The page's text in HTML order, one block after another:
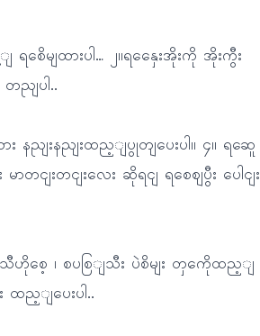
ေိမျထားပါ… ၂။ရနှေေးအိုးကို အိုးကွီး
ညျပါ..
နညျးနညျးထည့ျပွုတျပေးပါ။ ၄။ ရဆေူ
ျးတငျးလေး ဆိုရငျ ရစေဈပွီး ပေါငျး
သီဟိုစေ့ ၊ စပစြျသီး ပဲစိမျး တှကေိုထည့ျ
ထည့ျပေးပါ..